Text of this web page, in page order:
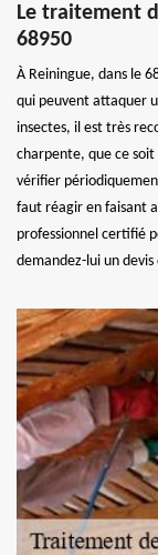
Le traitement
68950
À Reiningue, dans le
qui peuvent attaquer
insectes, il est très
charpente, que ce
vérifier
faut réagir en faisant
professionnel certifié
demandez-lui un devis